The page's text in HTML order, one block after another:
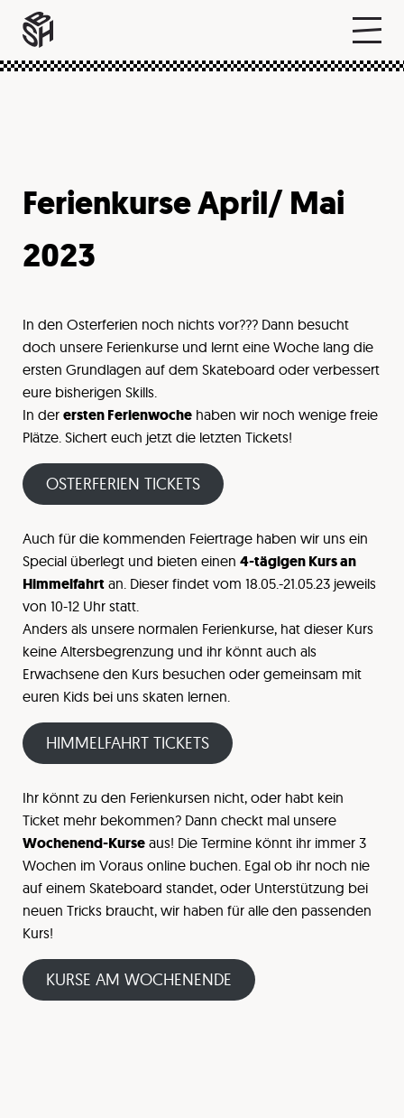
Ferienkurse April/ Mai
2023
In den Osterferien noch nichts vor??? Dann besucht
doch unsere Ferienkurse und lernt eine Woche lang die
ersten Grundlagen auf dem Skateboard oder verbessert
eure bisherigen Skills.
In der ersten Ferienwoche haben wir noch wenige freie
Plätze. Sichert euch jetzt die letzten Tickets!
OSTERFERIEN TICKETS
Auch für die kommenden Feiertrage haben wir uns ein
Special überlegt und bieten einen 4-tägigen Kurs an
Himmelfahrt an. Dieser findet vom 18.05.-21.05.23 jeweils
von 10-12 Uhr statt.
Anders als unsere normalen Ferienkurse, hat dieser Kurs
keine Altersbegrenzung und ihr könnt auch als
Erwachsene den Kurs besuchen oder gemeinsam mit
euren Kids bei uns skaten lernen.
HIMMELFAHRT TICKETS
Ihr könnt zu den Ferienkursen nicht, oder habt kein
Ticket mehr bekommen? Dann checkt mal unsere
Wochenend-Kurse aus! Die Termine könnt ihr immer 3
Wochen im Voraus online buchen. Egal ob ihr noch nie
auf einem Skateboard standet, oder Unterstützung bei
neuen Tricks braucht, wir haben für alle den passenden
Kurs!
KURSE AM WOCHENENDE